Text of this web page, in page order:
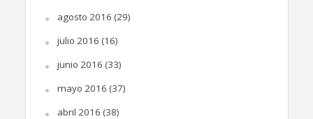
agosto 2016 (29)
julio 2016 (16)
junio 2016 (33)
mayo 2016 (37)
abril 2016 (38)